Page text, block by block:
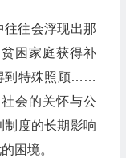
往往会浮现出那
困家庭获得补
到特殊照顾……
会的关怀与公
制度的长期影响
困境。